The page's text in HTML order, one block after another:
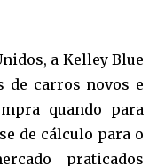
a Kelley Blue
de carros novos e
quando para
de cálculo para o
praticados